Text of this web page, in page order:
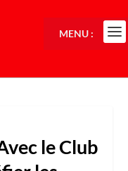
le Club
MENU :